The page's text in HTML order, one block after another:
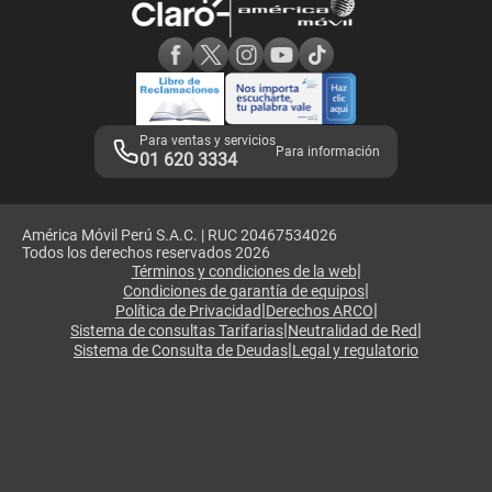
Adquirientes iPhone 6, 6S y SE
Mensaje de Seguridad
Términos y Condiciones de Tienda Claro
Libro de Reclamaciones
Legales de marketplace
Para ventas y servicios
01 620 3334 Para información
América Móvil Perú S.A.C. | RUC 20467534026
Todos los derechos reservados 2026
Términos y condiciones de la web|
Condiciones de garantía de equipos|
Política de Privacidad|Derechos ARCO|
Sistema de consultas Tarifarias|Neutralidad de Red|
Sistema de Consulta de Deudas|Legal y regulatorio